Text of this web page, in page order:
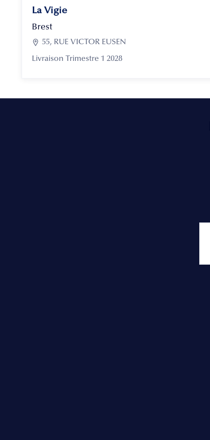
La Vigie
Brest
 55, RUE VICTOR EUSEN
Livraison Trimestre 1 2028